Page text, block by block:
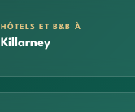
HÔTELS ET B&B À
Killarney